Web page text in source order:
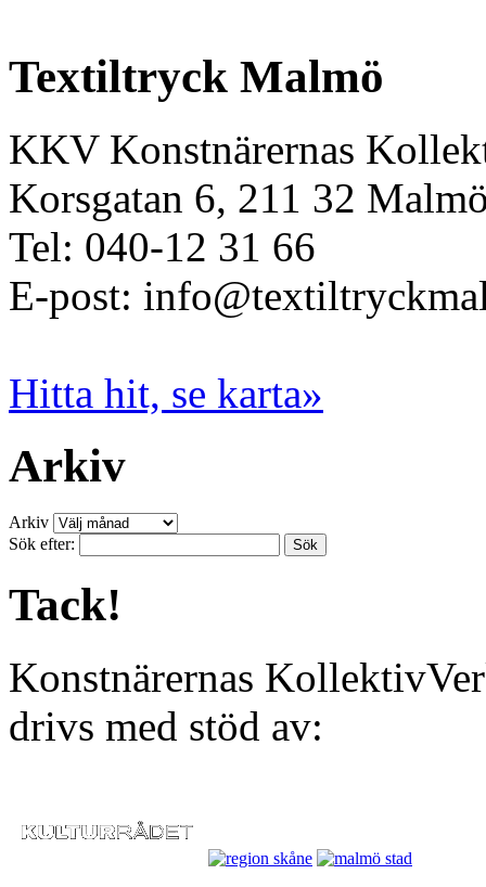
Textiltryck Malmö
KKV Konstnärernas
Korsgatan 6, 211 32
Tel: 040-12 31 66
E-post:
Hitta hit, se karta»
Arkiv
Arkiv
Sök efter:
Tack!
Konstnärernas
drivs med stöd av: